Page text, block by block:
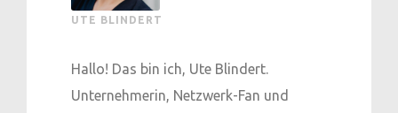
UTE BLINDERT
Hallo! Das bin ich, Ute Blindert.
Unternehmerin, Netzwerk-Fan und